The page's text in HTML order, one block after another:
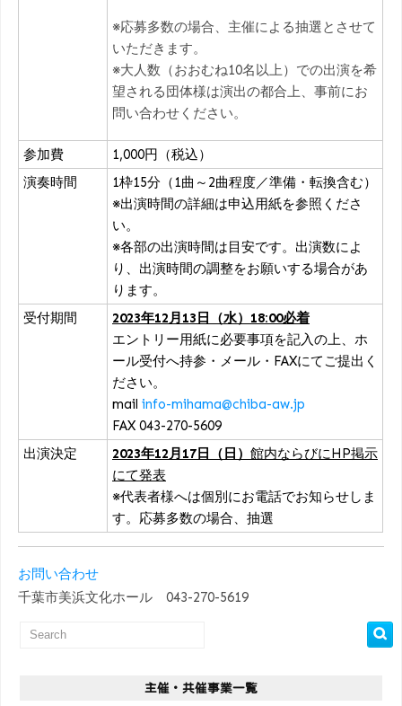
※応募多数の場合、主催による抽選とさせて
いただきます。
※大人数（おおむね10名以上）での出演を希
望される団体様は演出の都合上、事前にお
問い合わせください。
参加費
1,000円（税込）
演奏時間
1枠15分（1曲～2曲程度／準備・転換含む）
※出演時間の詳細は申込用紙を参照くださ
い。
※各部の出演時間は目安です。出演数によ
り、出演時間の調整をお願いする場合があ
ります。
受付期間
2023年12月13日（水）18:00必着
エントリー用紙に必要事項を記入の上、ホ
ール受付へ持参・メール・FAXにてご提出く
ださい。
mail info-mihama@chiba-aw.jp
FAX 043-270-5609
出演決定
2023年12月17日（日） 館内ならびにHP掲示
にて発表
※代表者様へは個別にお電話でお知らせしま
す。応募多数の場合、抽選
お問い合わせ
千葉市美浜文化ホール 043-270-5619
主催・共催事業一覧